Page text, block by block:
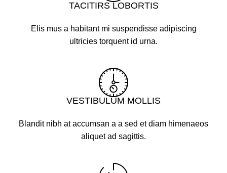
TACITIRS LOBORTIS
Elis mus a habitant mi suspendisse adipiscing
ultricies torquent id urna.
VESTIBULUM MOLLIS
Blandit nibh at accumsan a a sed et diam himenaeos
aliquet ad sagittis.